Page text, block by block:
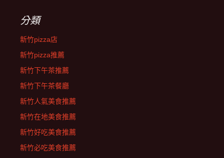
分類
新竹pizza店
新竹pizza推薦
新竹下午茶推薦
新竹下午茶餐廳
新竹人氣美食推薦
新竹在地美食推薦
新竹好吃美食推薦
新竹必吃美食推薦